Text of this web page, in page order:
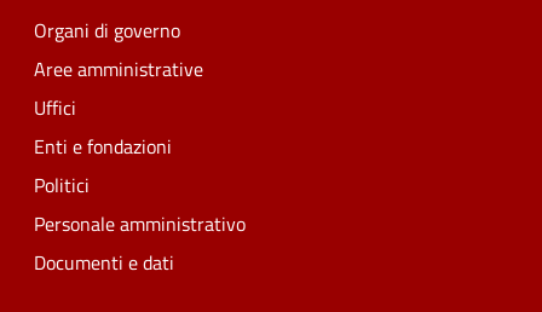
Organi di governo
Aree amministrative
Uffici
Enti e fondazioni
Politici
Personale amministrativo
Documenti e dati